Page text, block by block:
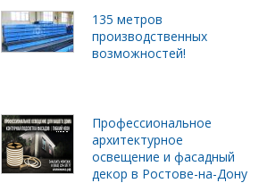
135 метров
производственных
возможностей!
Профессиональное
архитектурное
освещение и фасадный
декор в Ростове-на-Дону